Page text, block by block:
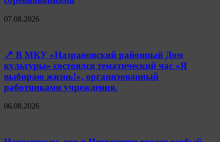
07.08.2026
📍 В МКУ «Назрановский районный Дом
культуры» состоялся тематический час «Я
выбираю жизнь!», организованный
работниками учреждения.
06.08.2026